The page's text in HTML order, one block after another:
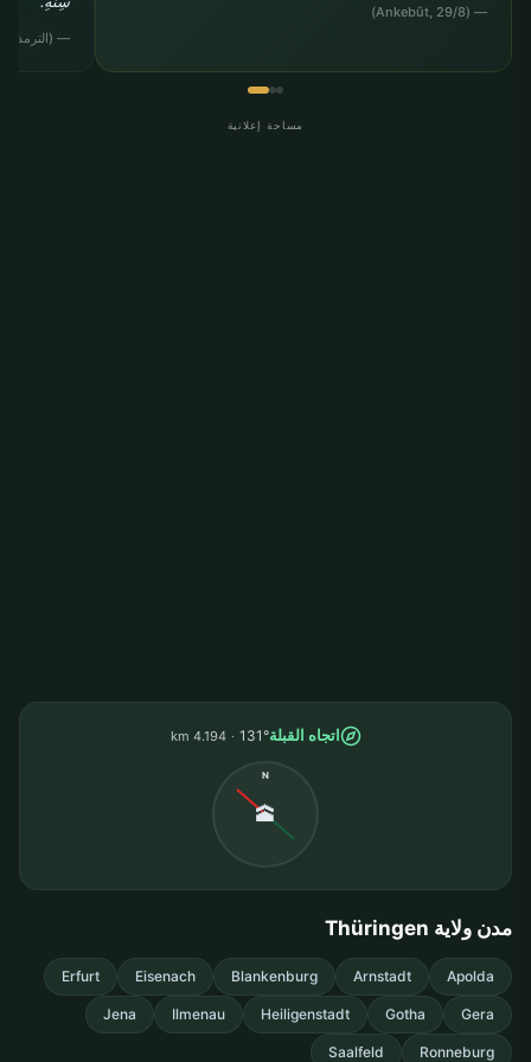
— (Ankebût, 29/8)
— (الترمذي,
مساحة إعلانية
اتجاه القبلة131°
4.194 km
N
🕋
مدن ولاية Thüringen
Apolda
Arnstadt
Blankenburg
Eisenach
Erfurt
Gera
Gotha
Heiligenstadt
Ilmenau
Jena
Ronneburg
Saalfeld